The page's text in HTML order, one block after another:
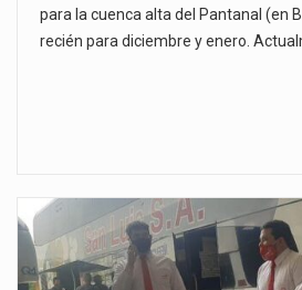
para la cuenca alta del Pantanal (en
recién para diciembre y enero.